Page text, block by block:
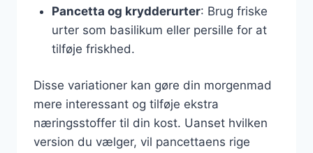
Pancetta og krydderurter: Brug friske
urter som basilikum eller persille for at
tilføje friskhed.
Disse variationer kan gøre din morgenmad
mere interessant og tilføje ekstra
næringsstoffer til din kost. Uanset hvilken
version du vælger, vil pancettaens rige